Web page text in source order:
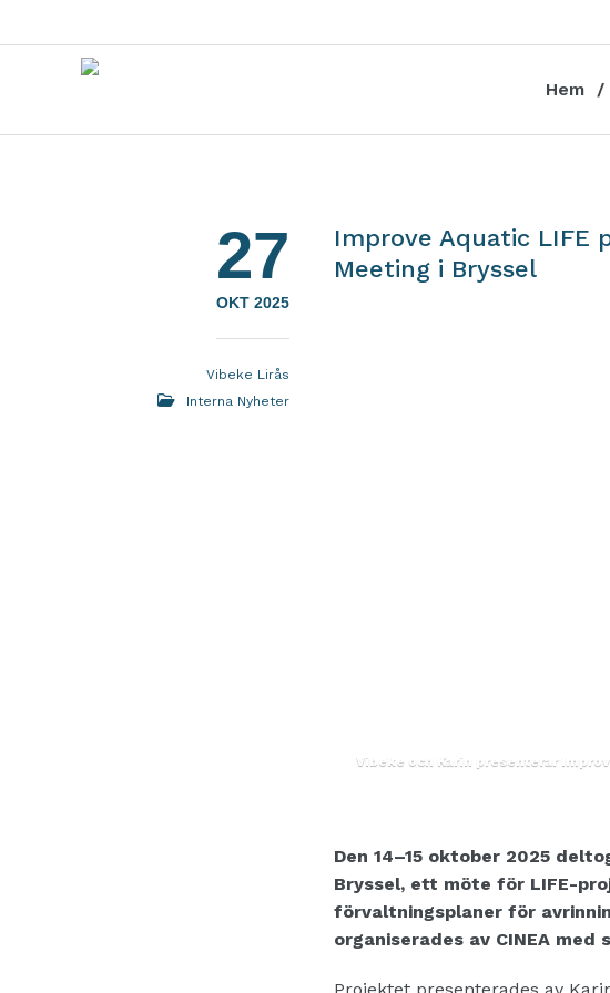
Hem
27
OKT 2025
Vibeke Lirås
Interna Nyheter
Improve Aquatic LIFE
Meeting i Bryssel
Vibeke och Karin presenterar
Den 14–15 oktober 2025
Bryssel, ett möte för LIFE-
förvaltningsplaner för
organiserades av CINEA